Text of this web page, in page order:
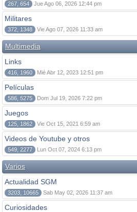
267, 654 Jue Ago 06, 2026 12:44 pm
Militares
372, 1348 Vie Ago 07, 2026 11:33 am
Multimedia
Links
416, 1960 Mié Abr 12, 2023 12:51 pm
Películas
586, 5275 Dom Jul 19, 2026 7:22 pm
Juegos
125, 1862 Vie Oct 15, 2021 6:59 am
Videos de Youtube y otros
549, 2277 Lun Oct 07, 2024 6:13 pm
Varios
Actualidad SGM
3203, 10665 Sab May 02, 2026 11:37 am
Curiosidades